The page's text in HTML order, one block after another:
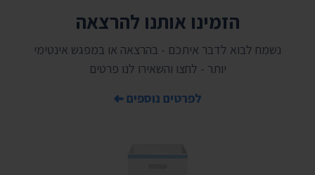
הזמינו אותנו להרצאה
נשמח לבוא לדבר איתכם - בהרצאה או במפגש אינטימי
יותר - לחצו והשאירו לנו פרטים
לפרטים נוספים